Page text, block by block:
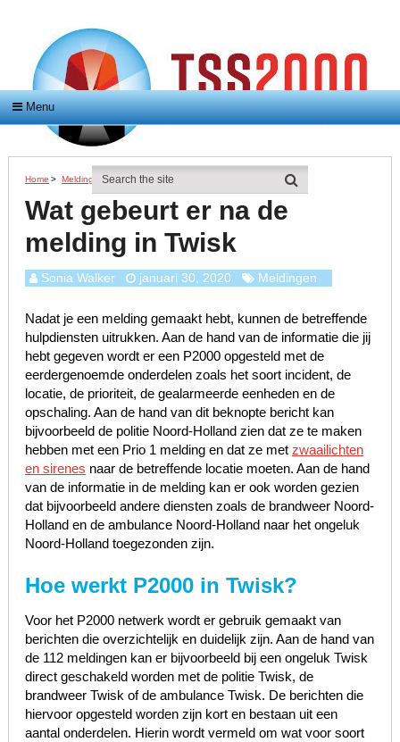
Menu
Home > Meldingen > Wat Gebeurt Er Na De Melding In Twisk
Wat gebeurt er na de
melding in Twisk
Sonia Walker januari 30, 2020 Meldingen
Nadat je een melding gemaakt hebt, kunnen de betreffende
hulpdiensten uitrukken. Aan de hand van de informatie die jij
hebt gegeven wordt er een P2000 opgesteld met de
eerdergenoemde onderdelen zoals het soort incident, de
locatie, de prioriteit, de gealarmeerde eenheden en de
opschaling. Aan de hand van dit beknopte bericht kan
bijvoorbeeld de politie Noord-Holland zien dat ze te maken
hebben met een Prio 1 melding en dat ze met zwaailichten
en sirenes naar de betreffende locatie moeten. Aan de hand
van de informatie in de melding kan er ook worden gezien
dat bijvoorbeeld andere diensten zoals de brandweer Noord-
Holland en de ambulance Noord-Holland naar het ongeluk
Noord-Holland toegezonden zijn.
Hoe werkt P2000 in Twisk?
Voor het P2000 netwerk wordt er gebruik gemaakt van
berichten die overzichtelijk en duidelijk zijn. Aan de hand van
de 112 meldingen kan er bijvoorbeeld bij een ongeluk Twisk
direct geschakeld worden met de politie Twisk, de
brandweer Twisk of de ambulance Twisk. De berichten die
hiervoor opgesteld worden zijn kort en bestaan uit een
aantal onderdelen. Hierin wordt vermeld om wat voor soort